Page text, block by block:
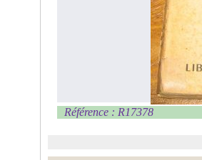
Référence : R17378